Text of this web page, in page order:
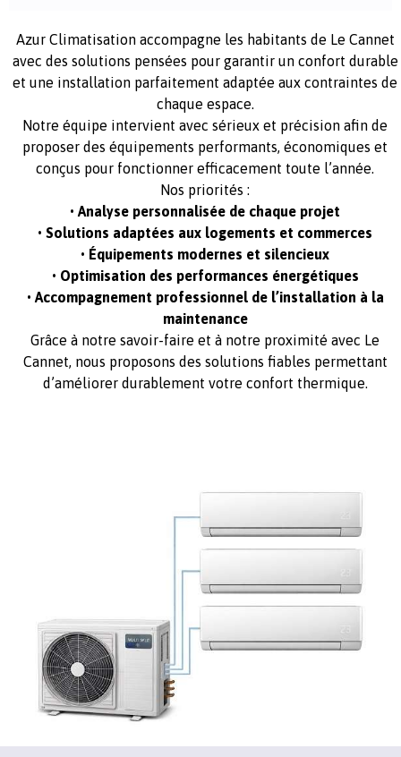
Azur Climatisation accompagne les habitants de Le Cannet
avec des solutions pensées pour garantir un confort durable
et une installation parfaitement adaptée aux contraintes de
chaque espace.
Notre équipe intervient avec sérieux et précision afin de
proposer des équipements performants, économiques et
conçus pour fonctionner efficacement toute l’année.
Nos priorités :
• Analyse personnalisée de chaque projet
• Solutions adaptées aux logements et commerces
• Équipements modernes et silencieux
• Optimisation des performances énergétiques
• Accompagnement professionnel de l’installation à la
maintenance
Grâce à notre savoir-faire et à notre proximité avec Le
Cannet, nous proposons des solutions fiables permettant
d’améliorer durablement votre confort thermique.